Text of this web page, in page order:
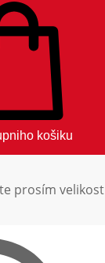
košiku
prosím velikost